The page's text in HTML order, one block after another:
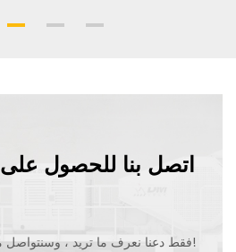
اتصل بنا للحصول
فقط دعنا نعرف ما تريد ، وسنتواصل معك في أقرب وقت ممكن!